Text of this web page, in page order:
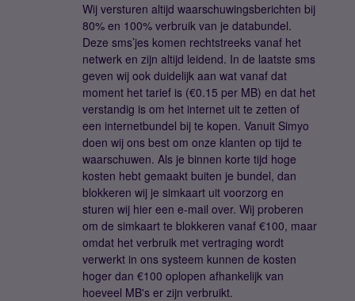
Wij versturen altijd waarschuwingsberichten bij
80% en 100% verbruik van je databundel.
Deze sms’jes komen rechtstreeks vanaf het
netwerk en zijn altijd leidend. In de laatste sms
geven wij ook duidelijk aan wat vanaf dat
moment het tarief is (€0.15 per MB) en dat het
verstandig is om het internet uit te zetten of
een internetbundel bij te kopen. Vanuit Simyo
doen wij ons best om onze klanten op tijd te
waarschuwen. Als je binnen korte tijd hoge
kosten hebt gemaakt buiten je bundel, dan
blokkeren wij je simkaart uit voorzorg en
sturen wij hier een e-mail over. Wij proberen
om de simkaart te blokkeren vanaf €100, maar
omdat het verbruik met vertraging wordt
verwerkt in ons systeem kunnen de kosten
hoger dan €100 oplopen afhankelijk van
hoeveel MB's er zijn verbruikt.